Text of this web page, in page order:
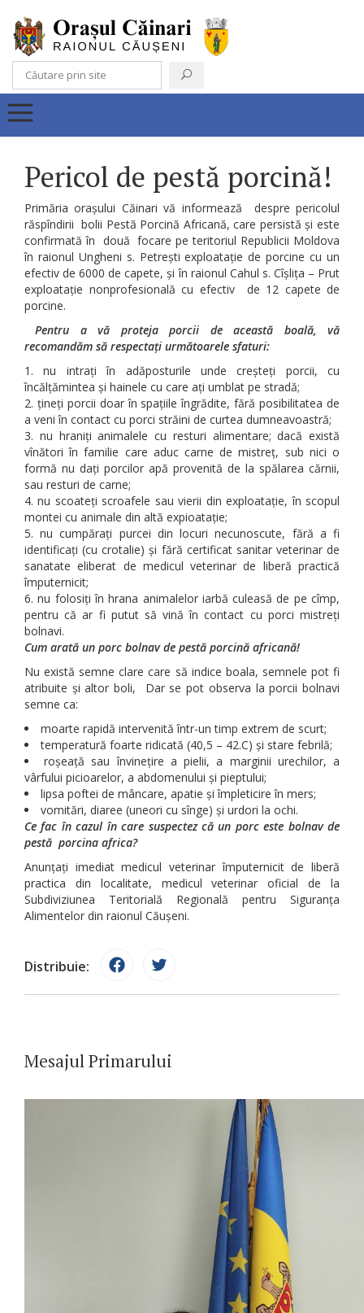
Pericol de pestă porcină!
Primăria orașului Căinari vă informează despre pericolul
răspîndirii bolii Pestă Porcină Africană, care persistă și este
confirmată în două focare pe teritoriul Republicii Moldova
în raionul Ungheni s. Petrești exploatație de porcine cu un
efectiv de 6000 de capete, și în raionul Cahul s. Cîșlița – Prut
exploatație nonprofesională cu efectiv de 12 capete de
porcine.
Pentru a vă proteja porcii de această boală, vă
recomandăm să respectați următoarele sfaturi:
nu intrați în adăposturile unde creșteți porcii, cu
încălțămintea și hainele cu care ați umblat pe stradă;
țineți porcii doar în spațiile îngrădite, fără posibilitatea de
a veni în contact cu porci străini de curtea dumneavoastră;
nu hraniți animalele cu resturi alimentare; dacă există
vînători în familie care aduc carne de mistreț, sub nici o
formă nu dați porcilor apă provenită de la spălarea cărnii,
sau resturi de carne;
nu scoateți scroafele sau vierii din exploatație, în scopul
montei cu animale din altă expioatație;
nu cumpărați purcei din locuri necunoscute, fără a fi
identificați (cu crotalie) și fără certificat sanitar veterinar de
sanatate eliberat de medicul veterinar de liberă practică
împuternicit;
nu folosiți în hrana animalelor iarbă culeasă de pe cîmp,
pentru că ar fi putut să vină în contact cu porci mistreți
bolnavi.
Cum arată un porc bolnav de pestă porcină africană!
Nu există semne clare care să indice boala, semnele pot fi
atribuite și altor boli, Dar se pot observa la porcii bolnavi
semne ca:
moarte rapidă intervenită într-un timp extrem de scurt;
temperatură foarte ridicată (40,5 – 42.C) și stare febrilă;
roșeață sau învinețire a pielii, a marginii urechilor, a
vârfului picioarelor, a abdomenului și pieptului;
lipsa poftei de mâncare, apatie și împleticire în mers;
vomitări, diaree (uneori cu sînge) și urdori la ochi.
Ce fac în cazul în care suspectez că un porc este bolnav de
pestă porcina africa?
Anunțați imediat medicul veterinar împuternicit de liberă
practica din localitate, medicul veterinar oficial de la
Subdiviziunea Teritorială Regională pentru Siguranța
Alimentelor din raionul Căușeni.
Distribuie:
Mesajul Primarului